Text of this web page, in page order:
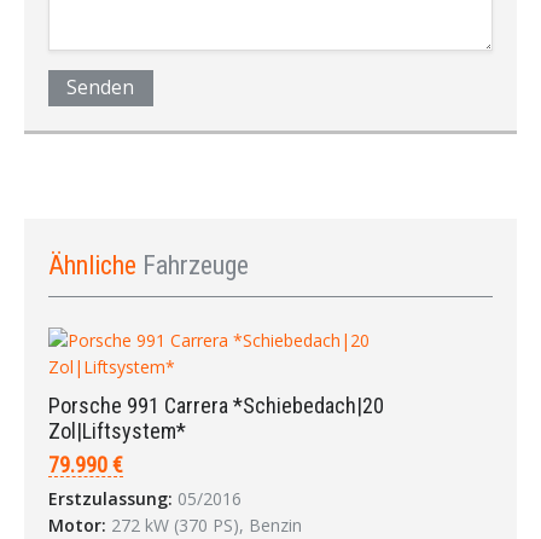
Senden
Ähnliche Fahrzeuge
Porsche 991 Carrera *Schiebedach|20
Zol|Liftsystem*
79.990 €
Erstzulassung: 05/2016
Motor: 272 kW (370 PS), Benzin